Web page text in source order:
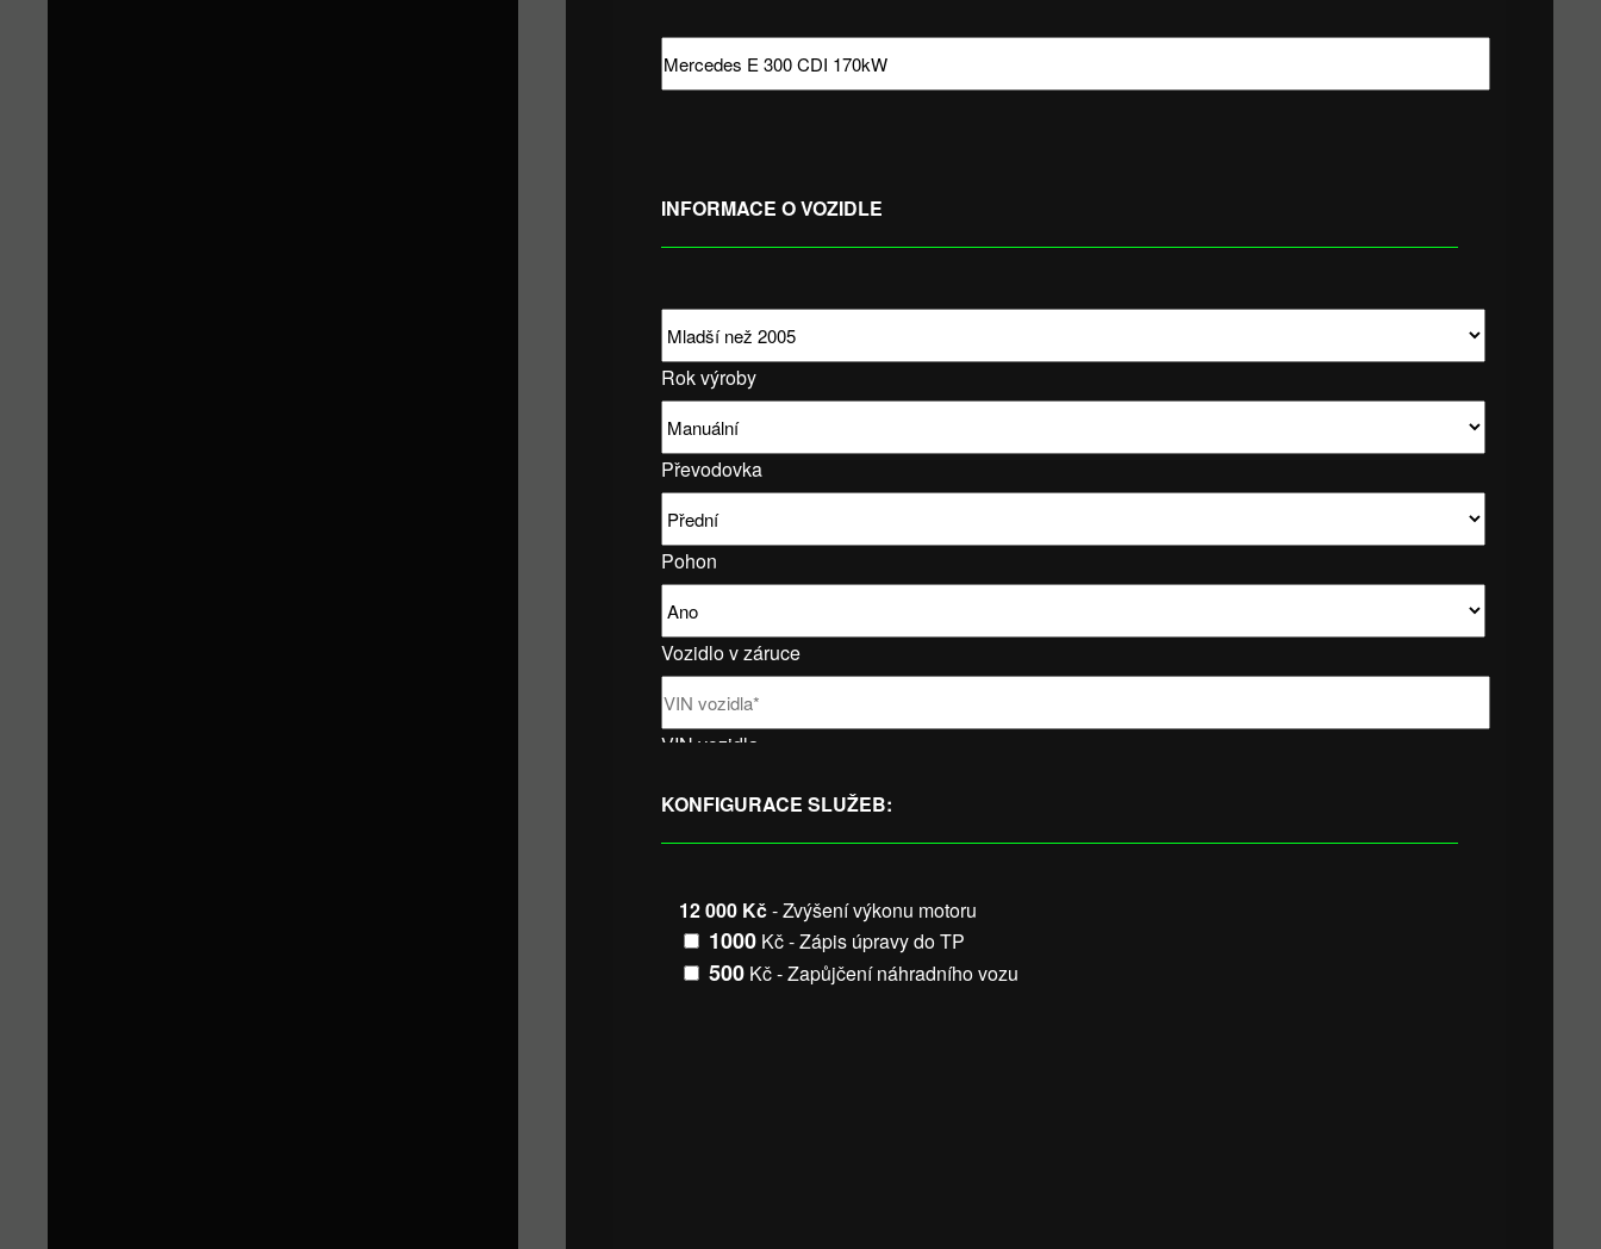
INFORMACE O VOZIDLE
Rok výroby
Převodovka
Pohon
Vozidlo v záruce
VIN vozidla
KONFIGURACE SLUŽEB:
12 000 Kč- Zvýšení výkonu motoru
1000Kč - Zápis úpravy do TP
500Kč - Zapůjčení náhradního vozu